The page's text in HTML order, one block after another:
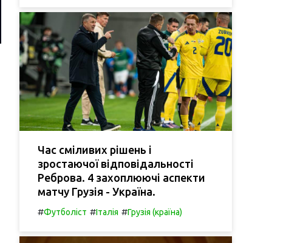
Час сміливих рішень і
зростаючої відповідальності
Реброва. 4 захоплюючі аспекти
матчу Грузія - Україна.
#Футболіст #Італія #Грузія (країна)